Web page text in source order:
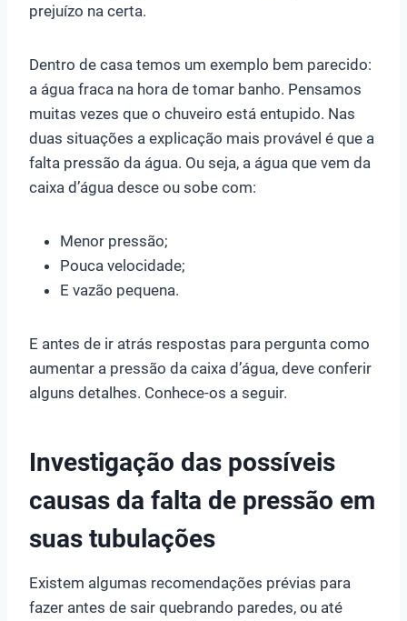
prejuízo na certa.
Dentro de casa temos um exemplo bem parecido:
a água fraca na hora de tomar banho. Pensamos
muitas vezes que o chuveiro está entupido. Nas
duas situações a explicação mais provável é que a
falta pressão da água. Ou seja, a água que vem da
caixa d’água desce ou sobe com:
Menor pressão;
Pouca velocidade;
E vazão pequena.
E antes de ir atrás respostas para pergunta como
aumentar a pressão da caixa d’água, deve conferir
alguns detalhes. Conhece-os a seguir.
Investigação das possíveis
causas da falta de pressão em
suas tubulações
Existem algumas recomendações prévias para
fazer antes de sair quebrando paredes, ou até